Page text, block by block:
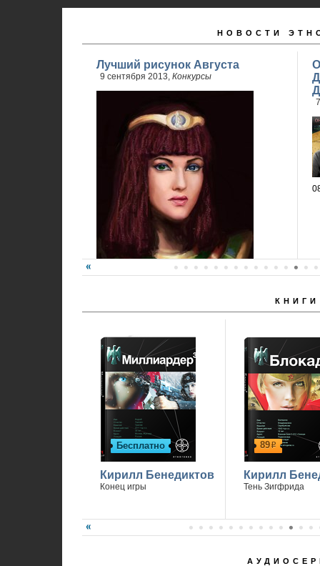
НОВОСТИ
Лучший рисунок Августа
9 сентября 2013, Конкурсы
Победитель - Анна Ремез
КНИГИ
Бесплатно
Кирилл Бенедиктов
Конец игры
89р
Кирилл
Тень Зигфрида